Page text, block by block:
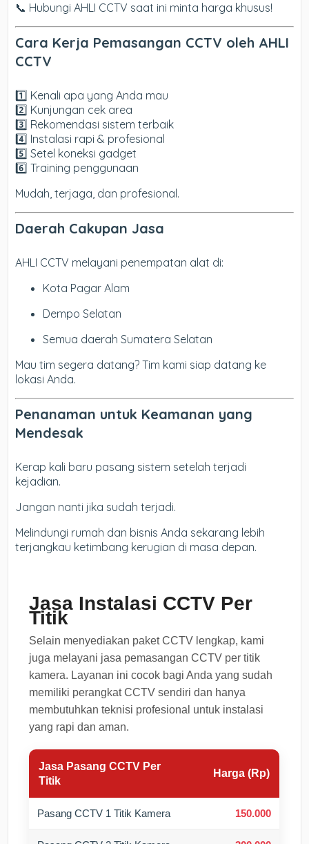
📞 Hubungi AHLI CCTV saat ini minta harga khusus!
Cara Kerja Pemasangan CCTV oleh AHLI
CCTV
1️⃣ Kenali apa yang Anda mau
2️⃣ Kunjungan cek area
3️⃣ Rekomendasi sistem terbaik
4️⃣ Instalasi rapi & profesional
5️⃣ Setel koneksi gadget
6️⃣ Training penggunaan
Mudah, terjaga, dan profesional.
Daerah Cakupan Jasa
AHLI CCTV melayani penempatan alat di:
Kota Pagar Alam
Dempo Selatan
Semua daerah Sumatera Selatan
Mau tim segera datang? Tim kami siap datang ke
lokasi Anda.
Penanaman untuk Keamanan yang
Mendesak
Kerap kali baru pasang sistem setelah terjadi
kejadian.
Jangan nanti jika sudah terjadi.
Melindungi rumah dan bisnis Anda sekarang lebih
terjangkau ketimbang kerugian di masa depan.
Jasa Instalasi CCTV Per
Titik
Selain menyediakan paket CCTV lengkap, kami
juga melayani jasa pemasangan CCTV per titik
kamera. Layanan ini cocok bagi Anda yang sudah
memiliki perangkat CCTV sendiri dan hanya
membutuhkan teknisi profesional untuk instalasi
yang rapi dan aman.
Jasa Pasang CCTV Per
Titik
Harga (Rp)
Pasang CCTV 1 Titik Kamera 150.000